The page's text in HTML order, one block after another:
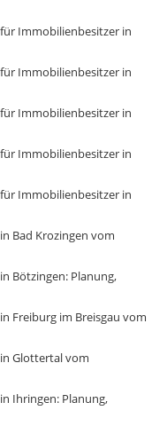
Immobilienbesitzer in
Immobilienbesitzer in
Immobilienbesitzer in
Immobilienbesitzer in
Immobilienbesitzer in
Bad Krozingen vom
Bötzingen: Planung,
Freiburg im Breisgau vom
Glottertal vom
Ihringen: Planung,